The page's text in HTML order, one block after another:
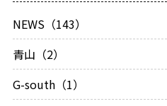
NEWS（143）
青山（2）
G-south（1）